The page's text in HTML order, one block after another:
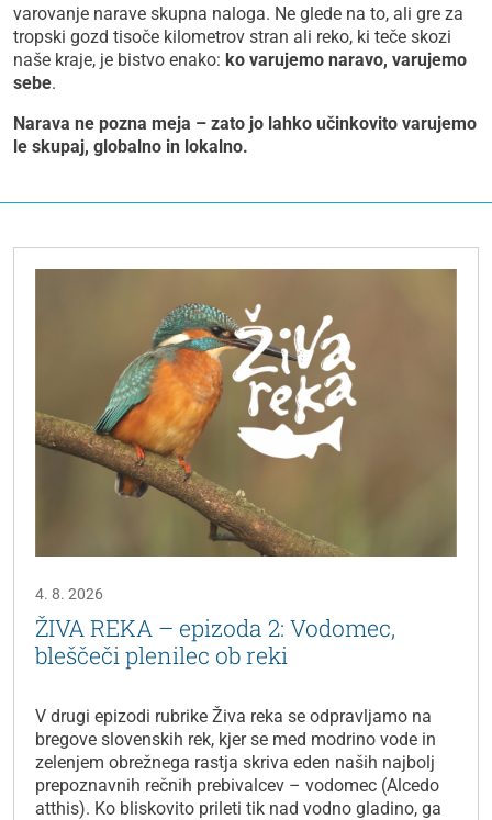
varovanje narave skupna naloga. Ne glede na to, ali gre za
tropski gozd tisoče kilometrov stran ali reko, ki teče skozi
naše kraje, je bistvo enako: ko varujemo naravo, varujemo
sebe.
Narava ne pozna meja – zato jo lahko učinkovito varujemo
le skupaj, globalno in lokalno.
4. 8. 2026
ŽIVA REKA – epizoda 2: Vodomec,
bleščeči plenilec ob reki
V drugi epizodi rubrike Živa reka se odpravljamo na
bregove slovenskih rek, kjer se med modrino vode in
zelenjem obrežnega rastja skriva eden naših najbolj
prepoznavnih rečnih prebivalcev – vodomec (Alcedo
atthis). Ko bliskovito prileti tik nad vodno gladino, ga